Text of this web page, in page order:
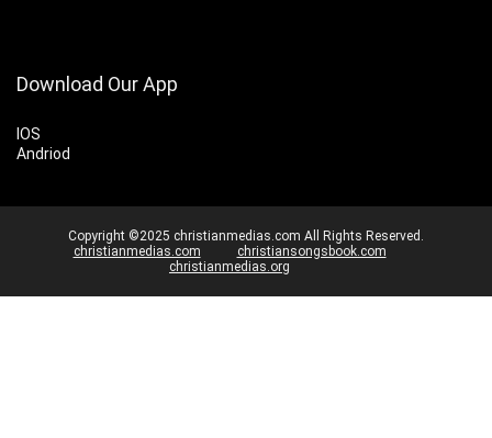
Download Our App
IOS
Andriod
Copyright ©2025 christianmedias.com All Rights Reserved.
christianmedias.com
christiansongsbook.com
christianmedias.org